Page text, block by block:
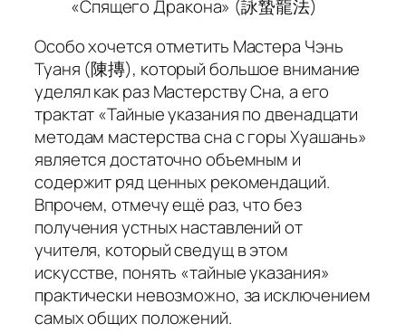
«Спящего Дракона» (詠蟄龍法)
Особо хочется отметить Мастера Чэнь
Туаня (陳摶), который большое внимание
уделял как раз Мастерству Сна, а его
трактат «Тайные указания по двенадцати
методам мастерства сна с горы Хуашань»
является достаточно объемным и
содержит ряд ценных рекомендаций.
Впрочем, отмечу ещё раз, что без
получения устных наставлений от
учителя, который сведущ в этом
искусстве, понять «тайные указания»
практически невозможно, за исключением
самых общих положений.